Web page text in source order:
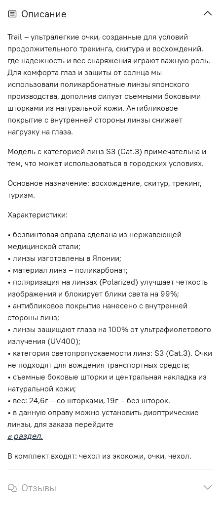
Описание
Trail – ультралегкие очки, созданные для условий
продолжительного трекинга, скитура и восхождений,
где надежность и вес снаряжения играют важную роль.
Для комфорта глаз и защиты от солнца мы
использовали поликарбонатные линзы японского
производства, дополнив силуэт съемными боковыми
шторками из натуральной кожи. Антибликовое
покрытие с внутренней стороны линзы снижает
нагрузку на глаза.
Модель с категорией линз S3 (Cat.3) примечательна и
тем, что может использоваться в городских условиях.
Основное назначение: восхождение, скитур, трекинг,
туризм.
Характеристики:
• безвинтовая оправа сделана из нержавеющей
медицинской стали;
• линзы изготовлены в Японии;
• материал линз – поликарбонат;
• поляризация на линзах (Polarized) улучшает четкость
изображения и блокирует блики света на 99%;
• антибликовое покрытие нанесено с внутренней
стороны линз;
• линзы защищают глаза на 100% от ультрафиолетового
излучения (UV400);
• категория светопропускаемости линз: S3 (Cat.3). Очки
не подходят для вождения транспортных средств;
• съемные боковые шторки и центральная накладка из
натуральной кожи;
• вес: 24,6г – со шторками, 19г – без шторок.
• в данную оправу можно установить диоптрические
линзы, для заказа перейдите
враздел.
В комплект входят: чехол из экокожи, очки, чехол.
Отзывы